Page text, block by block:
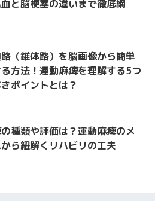
と脳梗塞の違いまで徹底網
（錐体路）を脳画像から簡単
方法！運動麻痺を理解する5つ
ポイントとは？
種類や評価は？運動麻痺のメ
ら紐解くリハビリの工夫